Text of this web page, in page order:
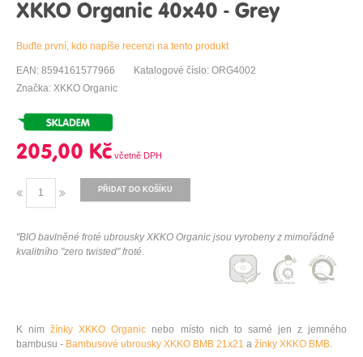
XKKO Organic 40x40 - Grey
Buďte první, kdo napíše recenzi na tento produkt
EAN: 8594161577966
Katalogové číslo: ORG4002
Značka: XKKO Organic
205,00 Kč
PŘIDAT DO KOŠÍKU
"BIO bavlněné froté ubrousky XKKO Organic jsou vyrobeny z mimořádně
kvalitního "zero twisted" froté.
K nimžínky XKKO Organic nebo místo nich to samé jen z jemného
bambusu - Bambusové ubrousky XKKO BMB 21x21 a žínky XKKO BMB.